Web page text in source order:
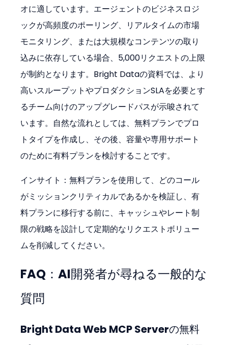
オに適しています。エージェントのビジネスロジ
ックが高頻度のポーリング、リアルタイムの市場
モニタリング、または大規模なコンテンツの取り
込みに依存している場合、5,000リクエストの上限
が制約となります。Bright Dataの資料では、より
高いスループットやプロダクションSLAを必要とす
るチーム向けのアップグレードパスが示唆されて
います。自然な流れとしては、無料プランでプロ
トタイプを作成し、その後、容量や専用サポート
のために有料プランを検討することです。
インサイト：無料プランを使用して、どのコール
がミッションクリティカルであるかを検証し、有
料プランに移行する前に、キャッシュやレート制
限の戦略を設計して定期的なリクエストボリュー
ムを削減してください。
FAQ：AI開発者が尋ねる一般的な
質問
Bright Data Web MCP Serverの無料